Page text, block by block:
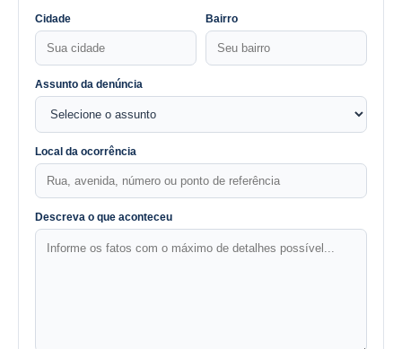
Cidade Bairro
Assunto da denúncia
Local da ocorrência
Descreva o que aconteceu